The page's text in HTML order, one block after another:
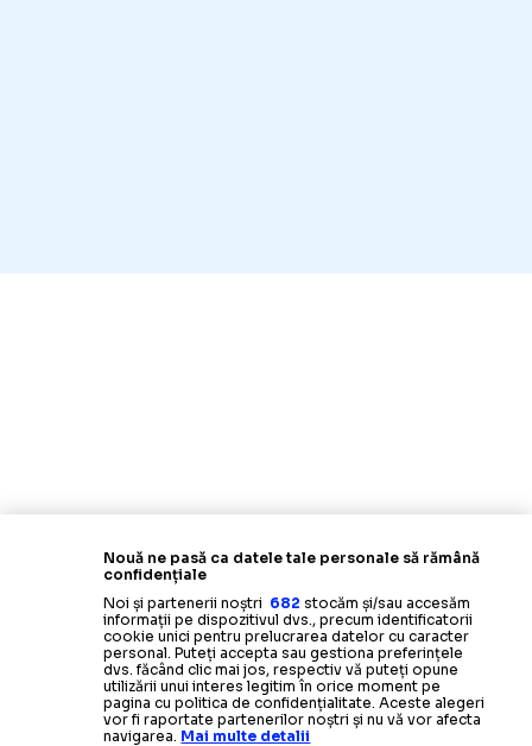
Nouă ne pasă ca datele tale personale să rămână
confidențiale
Noi și partenerii noștri 682 stocăm și/sau accesăm
informații pe dispozitivul dvs., precum identificatorii
cookie unici pentru prelucrarea datelor cu caracter
personal. Puteți accepta sau gestiona preferințele
dvs. făcând clic mai jos, respectiv vă puteți opune
utilizării unui interes legitim în orice moment pe
pagina cu politica de confidențialitate. Aceste alegeri
vor fi raportate partenerilor noștri și nu vă vor afecta
navigarea. Mai multe detalii